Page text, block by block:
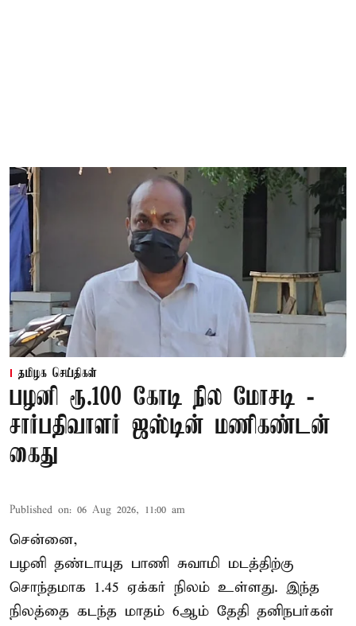
தமிழக செய்திகள்
பழனி ரூ.100 கோடி நில மோசடி -
சார்பதிவாளர் ஜஸ்டின் மணிகண்டன்
கைது
Published on: 06 Aug 2026, 11:00 am
சென்னை,
பழனி தண்டாயுத பாணி சுவாமி மடத்திற்கு
சொந்தமாக 1.45 ஏக்கர் நிலம் உள்ளது. இந்த
நிலத்தை கடந்த மாதம் 6ஆம் தேதி தனிநபர்கள்